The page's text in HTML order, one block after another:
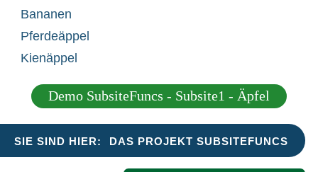
Bananen
Pferdeäppel
Kienäppel
Demo SubsiteFuncs - Subsite1 - Äpfel
SIE SIND HIER: DAS PROJEKT SUBSITEFUNCS